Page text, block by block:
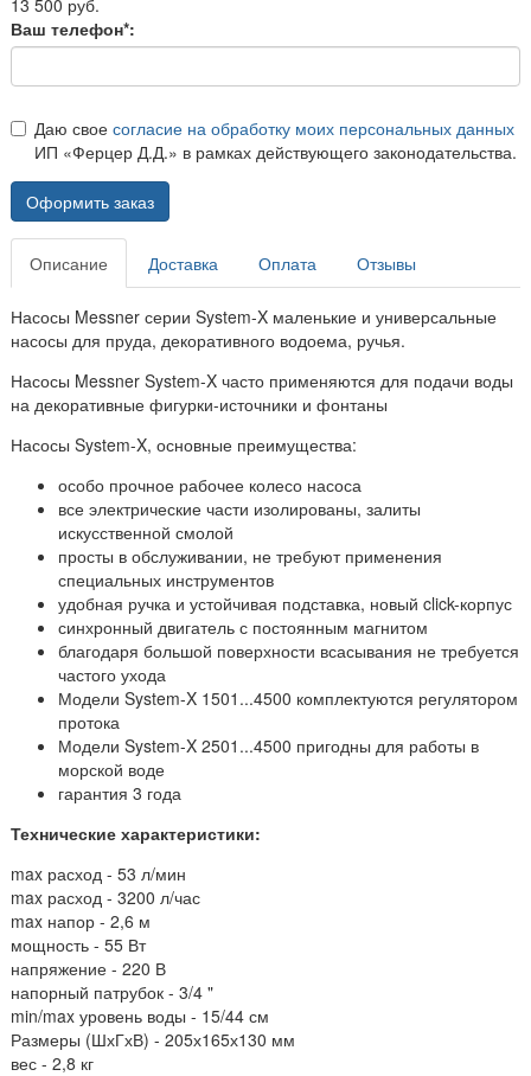
Ваш телефон*:
Даю свое согласие на обработку моих персональных данных
ИП «Ферцер Д.Д.» в рамках действующего законодательства.
Оформить заказ
Описание Доставка Оплата Отзывы
Насосы Messner серии System-X маленькие и универсальные
насосы для пруда, декоративного водоема, ручья.
Насосы Messner System-X часто применяются для подачи воды
на декоративные фигурки-источники и фонтаны
Насосы System-X, основные преимущества:
особо прочное рабочее колесо насоса
все электрические части изолированы, залиты
искусственной смолой
просты в обслуживании, не требуют применения
специальных инструментов
удобная ручка и устойчивая подставка, новый click-корпус
синхронный двигатель с постоянным магнитом
благодаря большой поверхности всасывания не требуется
частого ухода
Модели System-X 1501...4500 комплектуются регулятором
протока
Модели System-X 2501...4500 пригодны для работы в
морской воде
гарантия 3 года
Технические характеристики:
max расход - 53 л/мин
max расход - 3200 л/час
max напор - 2,6 м
мощность - 55 Вт
напряжение - 220 В
напорный патрубок - 3/4 "
min/max уровень воды - 15/44 см
Размеры (ШхГхВ) - 205х165х130 мм
вес - 2,8 кг